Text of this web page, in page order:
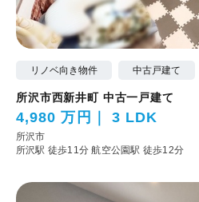
リノベ向き物件 中古戸建て
所沢市西新井町 中古一戸建て
4,980 万円 3 LDK
所沢市
所沢駅 徒歩11分航空公園駅 徒歩12分